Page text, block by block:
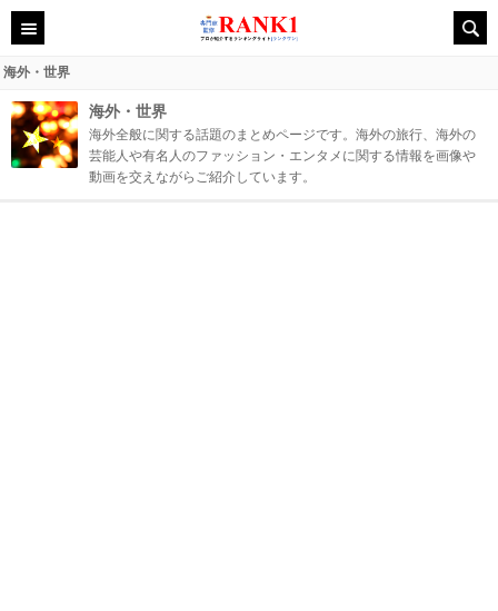
海外・世界
海外・世界
海外全般に関する話題のまとめページです。海外の旅行、海外の
芸能人や有名人のファッション・エンタメに関する情報を画像や
動画を交えながらご紹介しています。